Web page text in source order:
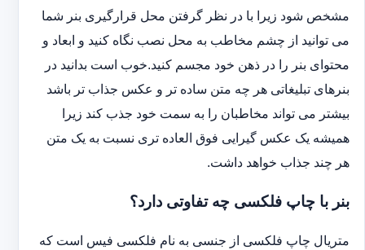
مشخص شود زیرا با در نظر گرفتن محل قرارگیری بنر شما
می توانید از چشم مخاطب به محل نصب نگاه کنید و ابعاد و
محتوای بنر را در ذهن خود مجسم کنید.خوب است بدانید در
بنرهای تبلیغاتی هر چه متن ساده تر و عکس جذاب تر باشد
بیشتر می تواند مخاطبان را به سمت خود جذب کند زیرا
همیشه یک عکس گیرایی فوق العاده تری نسبت به یک متن
هر چند جذاب خواهد داشت.
بنر با چاپ فلکسی چه تفاوتی دارد؟
متریال چاپ فلکسی از جنسی به نام فلکسی فیس است که